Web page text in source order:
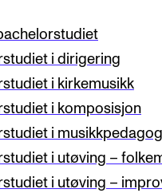
i dirigering
i kirkemusikk
i komposisjon
i
i utøving –
i utøving –